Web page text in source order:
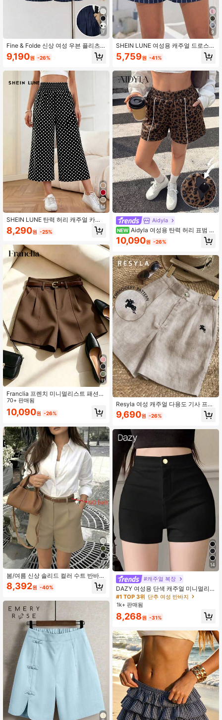
7
Fine & Folde 신상 여성 우븐 플리츠 A
라인 앞 지퍼 뒤 허리 밴딩 슬리밍 미
드 웨이스트 반바지, 다용도 편안한 우
9,190원 -26%
14
SHEIN LUNE 탄력 허리 캐주얼 카프
리 길이 바지
8,290원 -25%
11
Franclia 프렌치 미니멀리스트 패션
우븐 솔리드 컬러 통근 캐주얼, 레트
로, 하이 웨이스트 A라인 와이드 레그
새로운 여성 반바지
70+ 판매됨
10,090원 -26%
13
봄/여름 신상 솔리드 컬러 수트 반바
지, 우아한 통근 스타일
8,392원 -40%
9
SHEIN LUNE 여성용 캐주얼 드로스트
링 허리 루즈핏 반바지, 여름 일상 착
용에 적합, 여성용 여름 반바지
5,759원 -41%
Aidyla
NEW Aidyla 여성용 탄력 허리 표범 무
늬 캐주얼 다용도 일상 반바지
10,090원 -26%
Resyla 여성 캐주얼 다용도 기사 프린
트 반바지 일상복
9,690원 -26%
14
#캐주얼 복장
DAZY 여성용 단색 캐주얼 미니멀리
스트 디자인 반바지, 데일리웨어 카니
발에 다용도
#1 TOP 3위 단추 여성 반바지
1k+ 판매됨
8,268원 -31%